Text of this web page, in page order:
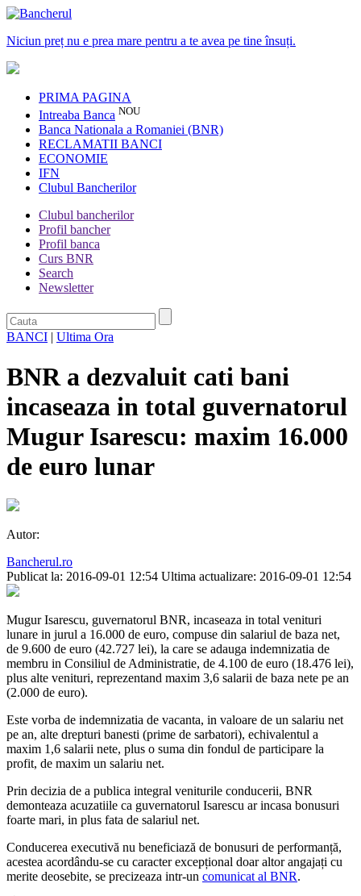
Niciun preț nu e prea mare pentru a te avea pe tine însuți.
PRIMA PAGINA
Intreaba Banca NOU
Banca Nationala a Romaniei (BNR)
RECLAMATII BANCI
ECONOMIE
IFN
Clubul Bancherilor
Clubul bancherilor
Profil bancher
Profil banca
Curs BNR
Search
Newsletter
BANCI | Ultima Ora
BNR a dezvaluit cati bani
incaseaza in total guvernatorul
Mugur Isarescu: maxim 16.000
de euro lunar
Autor:
Bancherul.ro
Publicat la: 2016-09-01 12:54 Ultima actualizare: 2016-09-01 12:54
Mugur Isarescu, guvernatorul BNR, incaseaza in total venituri
lunare in jurul a 16.000 de euro, compuse din salariul de baza net,
de 9.600 de euro (42.727 lei), la care se adauga indemnizatia de
membru in Consiliul de Administratie, de 4.100 de euro (18.476 lei),
plus alte venituri, reprezentand maxim 3,6 salarii de baza nete pe an
(2.000 de euro).
Este vorba de indemnizatia de vacanta, in valoare de un salariu net
pe an, alte drepturi banesti (prime de sarbatori), echivalentul a
maxim 1,6 salarii nete, plus o suma din fondul de participare la
profit, de maxim un salariu net.
Prin decizia de a publica integral veniturile conducerii, BNR
demonteaza acuzatiile ca guvernatorul Isarescu ar incasa bonusuri
foarte mari, in plus fata de salariul net.
Conducerea executivă nu beneficiază de bonusuri de performanță,
acestea acordându-se cu caracter excepțional doar altor angajați cu
merite deosebite, se precizeaza intr-un comunicat al BNR.